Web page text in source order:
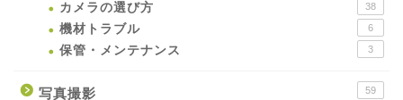
カメラの選び方 38
機材トラブル 6
保管・メンテナンス 3
写真撮影 59